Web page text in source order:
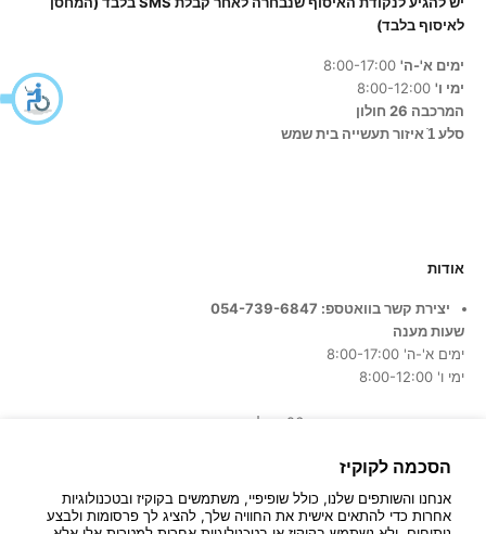
הסכמה לקוקיז
אנחנו והשותפים שלנו, כולל שופיפיי, משתמשים בקוקיז ובטכנולוגיות
אחרות כדי להתאים אישית את החוויה שלך, להציג לך פרסומות ולבצע
לאיסוף בלבד)
ימים א'-ה'
ימי ו'
המרכבה 26 חולון
סלע 1ֿ איזור תעשייה בית שמש
אודות
יצירת קשר בוואטספ: 054-739-6847
שעות מענה
ימים א'-ה' 8:00-17:00
ימי ו' 8:00-12:00